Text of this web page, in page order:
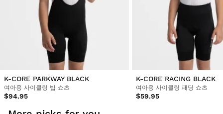
K-CORE PARKWAY BLACK
여아용 사이클링 빕 쇼츠
$94.95
K-CORE RACING BLACK
여아용 사이클링 패딩 쇼츠
$59.95